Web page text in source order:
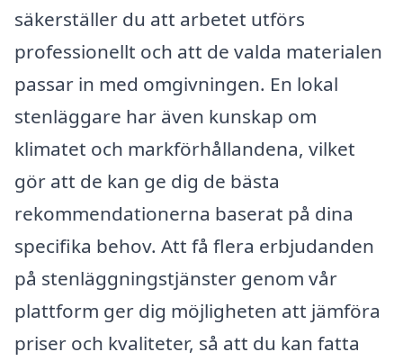
säkerställer du att arbetet utförs
professionellt och att de valda materialen
passar in med omgivningen. En lokal
stenläggare har även kunskap om
klimatet och markförhållandena, vilket
gör att de kan ge dig de bästa
rekommendationerna baserat på dina
specifika behov. Att få flera erbjudanden
på stenläggningstjänster genom vår
plattform ger dig möjligheten att jämföra
priser och kvaliteter, så att du kan fatta